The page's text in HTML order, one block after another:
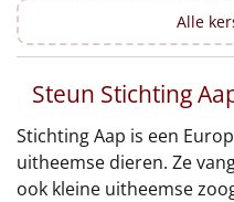
€50 tot €55
€75 tot €100
€100 en hoger
Alle
Steun Stichting
Stichting Aap is een
uitheemse dieren. Ze
ook kleine uitheemse